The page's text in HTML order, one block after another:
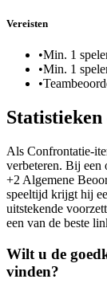
Vereisten
•Min. 1
•Min. 1
•
Statistieken
Als Confrontatie-
verbeteren. Bij
+2 Algemene
speeltijd krijgt hij
uitstekende
een van de beste
Wilt u de
vinden?